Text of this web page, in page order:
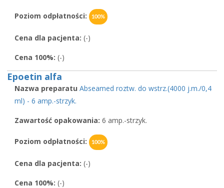
Poziom odpłatności: 100%
Cena dla pacjenta: (-)
Cena 100%: (-)
Epoetin alfa
Nazwa preparatu Abseamed roztw. do wstrz.(4000 j.m./0,4
ml) - 6 amp.-strzyk.
Zawartość opakowania: 6 amp.-strzyk.
Poziom odpłatności: 100%
Cena dla pacjenta: (-)
Cena 100%: (-)